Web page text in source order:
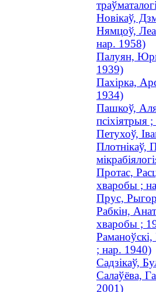
Новікаў,
Нямцоў,
нар. 1958)
Палуян,
1939)
Пахірка,
1934)
Пашкоў,
Петухоў,
Плотнікаў,
Протас,
хваробы ;
Прус,
Рабкін,
хваробы ;
; нар. 1940)
Садзікаў,
Салаўёва,
2001)